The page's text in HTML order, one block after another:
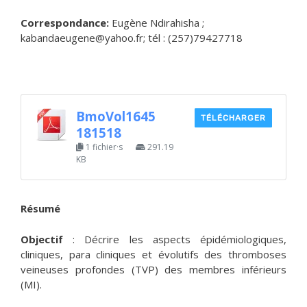
Correspondance: Eugène Ndirahisha ;
kabandaeugene@yahoo.fr; tél : (257)79427718
BmoVol1645
181518
1 fichier·s
291.19
KB
TÉLÉCHARGER
Résumé
Objectif : Décrire les aspects épidémiologiques,
cliniques, para cliniques et évolutifs des thromboses
veineuses profondes (TVP) des membres inférieurs
(MI).